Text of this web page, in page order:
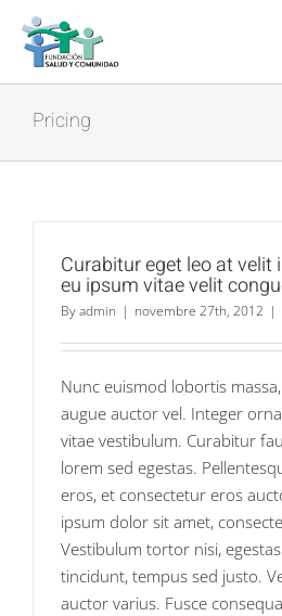
content
Pricing
Curabitur eget leo at velit
eu ipsum vitae velit
Byadmin | novembre 27th, 2012 |
Nunc euismod lobortis
augue auctor vel. Integer
vitae vestibulum. Curabitur
lorem sed egestas.
eros, et consectetur eros
ipsum dolor sit amet,
Vestibulum tortor nisi,
tincidunt, tempus sed justo.
auctor varius. Fusce